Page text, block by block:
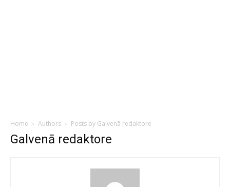
Home Authors Posts by Galvenā redaktore
Galvenā redaktore